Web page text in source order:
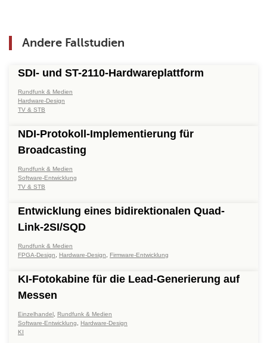
Andere Fallstudien
SDI- und ST-2110-Hardwareplattform
Rundfunk & Medien
Hardware-Design
TV & STB
NDI-Protokoll-Implementierung für
Broadcasting
Rundfunk & Medien
Software-Entwicklung
TV & STB
Entwicklung eines bidirektionalen Quad-
Link-2SI/SQD
Rundfunk & Medien
FPGA-Design, Hardware-Design, Firmware-Entwicklung
KI-Fotokabine für die Lead-Generierung auf
Messen
Einzelhandel, Rundfunk & Medien
Software-Entwicklung, Hardware-Design
KI